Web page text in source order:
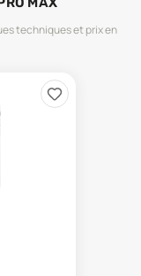
techniques et prix en